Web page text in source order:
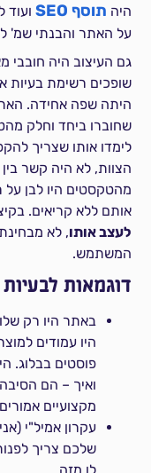
היה תוסף SEO
על האתר והבנתי שמ'
גם העיצוב היה חובבי
שופכים רשימת בעיות
היתה שפה אחידה.
שחוברו ביחד וחלק
לימדו אותו שצריך
הצוות, לא היה קשר
מהטקסטים היו לבן
אותם ללא קריאים.
לעצב אותו, לא
המשתמש.
דוגמאות
באתר היו רק
היו עמודים
פוסטים בבלוג.
ואיך – הם
מקצועיים
עקרון אמיל"י
שלכם צריך